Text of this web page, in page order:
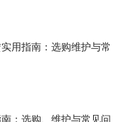
用指南：选购维护与常
：选购、维护与常见问